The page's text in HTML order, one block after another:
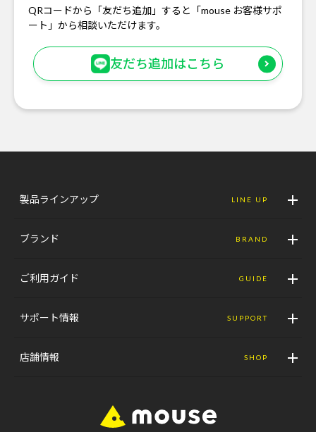
QRコードから「友だち追加」すると「mouse お客様サポ
ート」から相談いただけます。
友だち追加はこちら
製品ラインアップ LINE UP
ブランド BRAND
ご利用ガイド GUIDE
サポート情報 SUPPORT
店舗情報 SHOP